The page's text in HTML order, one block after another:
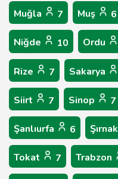
Muğla 7 Muş 6
Niğde 10 Ordu
Rize 7 Sakarya
Siirt 7 Sinop 7
Şanlıurfa 6 Şırnak
Tokat 7 Trabzon